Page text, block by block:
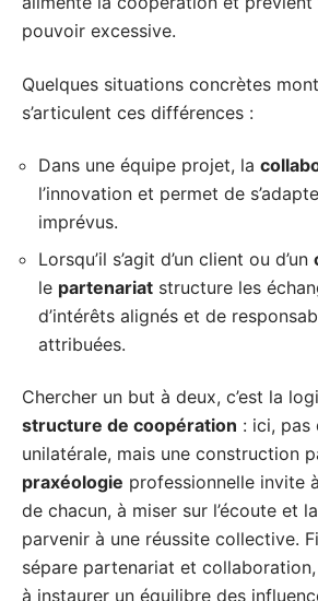
pouvoir excessive.
Quelques situations concrètes
s’articulent ces différences :
Dans une équipe projet, la
l’innovation et permet de
imprévus.
Lorsqu’il s’agit d’un client ou d’un
le partenariat structure les
d’intérêts alignés et de
attribuées.
Chercher un but à deux, c’est la
structure de coopération : ici, pas
unilatérale, mais une construction
praxéologie professionnelle invite
de chacun, à miser sur l’écoute et
parvenir à une réussite collective.
sépare partenariat et collaboration,
à instaurer un équilibre des